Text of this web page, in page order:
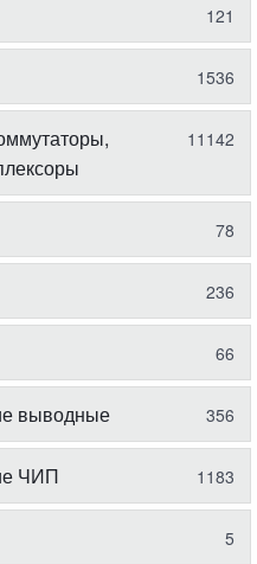
121
1536
11142
78
236
66
выводные 356
ЧИП 1183
5